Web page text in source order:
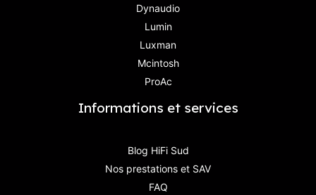
Dynaudio
Lumin
Luxman
Mcintosh
ProAc
Informations et services
Blog HiFi Sud
Nos prestations et SAV
FAQ